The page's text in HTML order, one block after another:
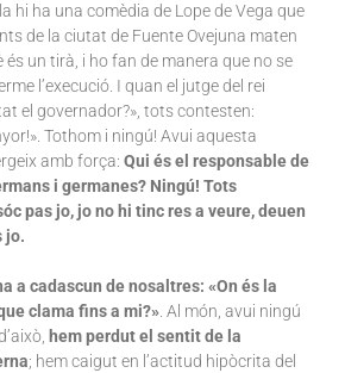
hi ha una comèdia de Lope de Vega que
de la ciutat de Fuente Ovejuna maten
un tirà, i ho fan de manera que no se
l’execució. I quan el jutge del rei
el governador?», tots contesten:
Tothom i ningú! Avui aquesta
amb força: Qui és el responsable de
i germanes? Ningú! Tots
pas jo, jo no hi tinc res a veure, deuen
jo.
a cadascun de nosaltres: «On és la
clama fins a mi?». Al món, avui ningú
hem perdut el sentit de la
; hem caigut en l’actitud hipòcrita del